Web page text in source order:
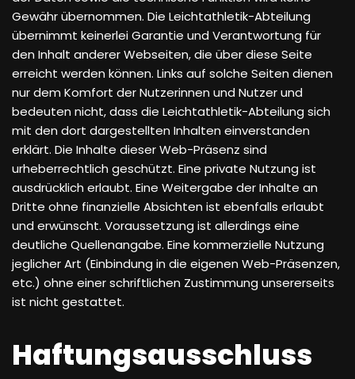
Gewähr übernommen. Die Leichtathletik-Abteilung
übernimmt keinerlei Garantie und Verantwortung für
den Inhalt anderer Webseiten, die über diese Seite
erreicht werden können. Links auf solche Seiten dienen
nur dem Komfort der Nutzerinnen und Nutzer und
bedeuten nicht, dass die Leichtathletik-Abteilung sich
mit den dort dargestellten Inhalten einverstanden
erklärt. Die Inhalte dieser Web-Präsenz sind
urheberrechtlich geschützt. Eine private Nutzung ist
ausdrücklich erlaubt. Eine Weitergabe der Inhalte an
Dritte ohne finanzielle Absichten ist ebenfalls erlaubt
und erwünscht. Voraussetzung ist allerdings eine
deutliche Quellenangabe. Eine kommerzielle Nutzung
jeglicher Art (Einbindung in die eigenen Web-Präsenzen,
etc.) ohne einer schriftlichen Zustimmung unsererseits
ist nicht gestattet.
Haftungsausschluss